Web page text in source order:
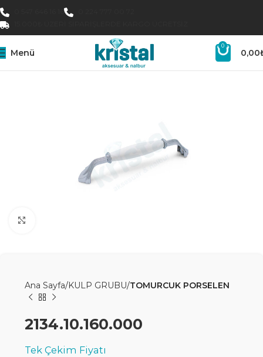
Menü
0
0,00
Ana Sayfa KULP GRUBU TOMURCUK PORSELEN
2134.10.160.000